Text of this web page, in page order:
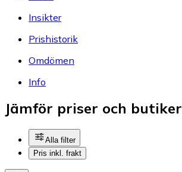
Insikter
Prishistorik
Omdömen
Info
Jämför priser och butiker
Alla filter
Pris inkl. frakt